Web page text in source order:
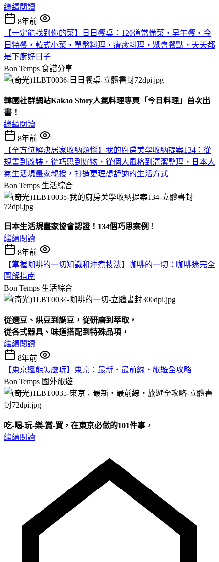
繼續閱讀
8年前
【一定能找到你的菜】日日餐桌：120道常備菜‧早午餐‧今
日特餐‧韓式小菜‧單盤料理‧療癒料理‧聚會餐點，天天都
是下廚好日子
Bon Temps 食譜分享
韓國社群網站Kakao Story人氣料理專頁 「今日料理 」 首次出
書！
繼續閱讀
8年前
【全方位解決居家收納煩惱】我的廚房美學收納提案134：從
規畫到改裝，從巧思到好物，從個人風格到清潔整理，日本人
氣生活規畫家親授，打造更理想舒適的生活方式
Bon Temps 生活綜合
日本生活規畫家協會認證！ 134個巧思案例！
繼續閱讀
8年前
【掌握咖啡的一切知識和沖煮技法】咖啡的一切：咖啡迷完全
圖解指南
Bon Temps 生活綜合
從選豆、烘豆到調豆，從研磨到萃取，
從各式器具、味道搭配到特殊品項，
繼續閱讀
8年前
【東京還能怎麼玩】東京：最新‧最前線‧旅遊全攻略
Bon Temps 國外旅遊
吃-喝-玩-樂-賞-買，在東京必做的101件事，
繼續閱讀